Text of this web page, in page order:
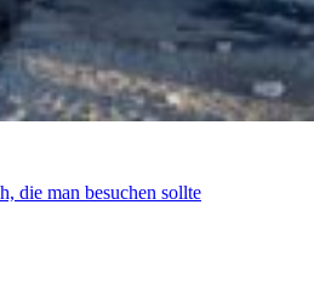
die man besuchen sollte